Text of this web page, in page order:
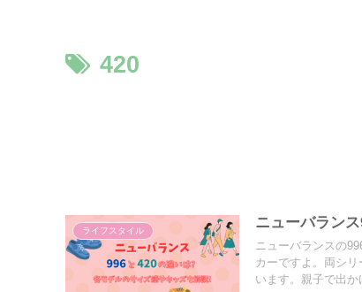
420
ライフスタイル ニューバラン
ニューバランスの
カーですよ。両シ
います。親子で出か